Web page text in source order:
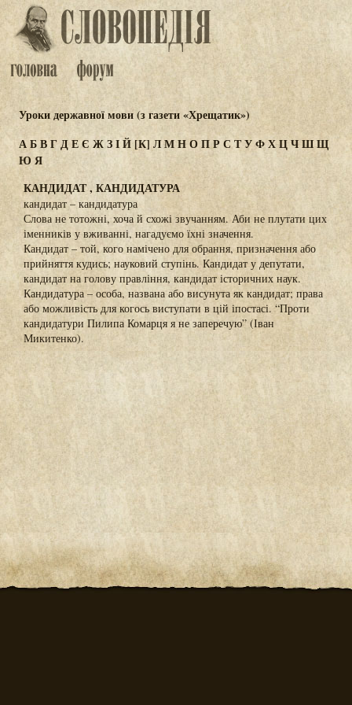
Уроки державної мови (з газети «Хрещатик»)
АБВГДЕЄ ЖЗІЙ[К] ЛМНОПРСТУФХЦЧШЩ
Ю Я
КАНДИДАТ , КАНДИДАТУРА
кандидат – кандидатура
Слова не тотожні, хоча й схожі звучанням. Аби не плутати цих
іменників у вживанні, нагадуємо їхні значення.
Кандидат – той, кого намічено для обрання, призначення або
прийняття кудись; науковий ступінь. Кандидат у депутати,
кандидат на голову правління, кандидат історичних наук.
Кандидатура – особа, названа або висунута як кандидат; права
або можливість для когось виступати в цій іпостасі. “Проти
кандидатури Пилипа Комарця я не заперечую” (Іван
Микитенко).